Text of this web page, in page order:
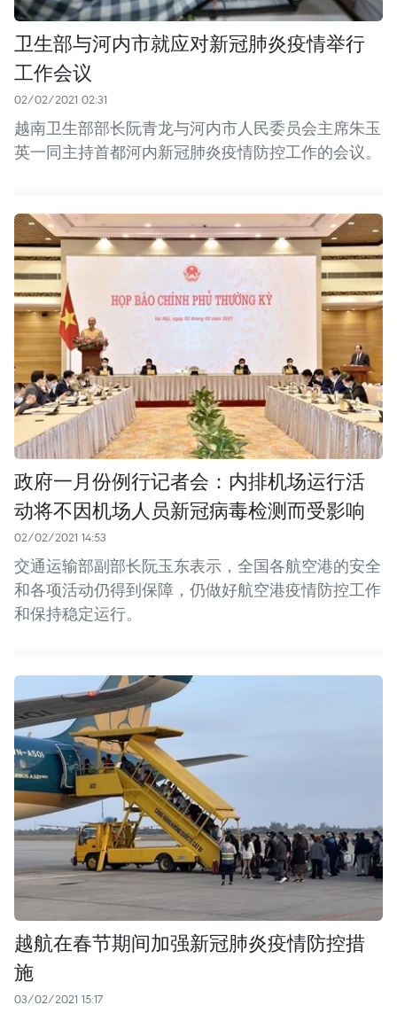
卫生部与河内市就应对新冠肺炎疫情举行
工作会议
02/02/2021 02:31
越南卫生部部长阮青龙与河内市人民委员会主席朱玉
英一同主持首都河内新冠肺炎疫情防控工作的会议。
政府一月份例行记者会：内排机场运行活
动将不因机场人员新冠病毒检测而受影响
02/02/2021 14:53
交通运输部副部长阮玉东表示，全国各航空港的安全
和各项活动仍得到保障，仍做好航空港疫情防控工作
和保持稳定运行。
越航在春节期间加强新冠肺炎疫情防控措
施
03/02/2021 15:17